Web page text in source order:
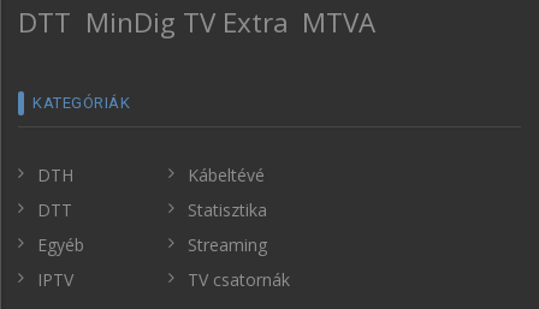
DTT MinDig TV Extra MTVA
KATEGÓRIÁK
DTH
DTT
Egyéb
IPTV
Kábeltévé
Statisztika
Streaming
TV csatornák